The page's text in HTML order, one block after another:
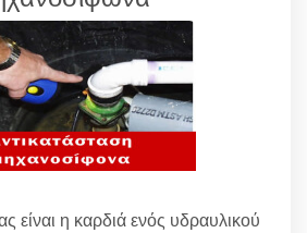
είναι η καρδιά ενός υδραυλικού